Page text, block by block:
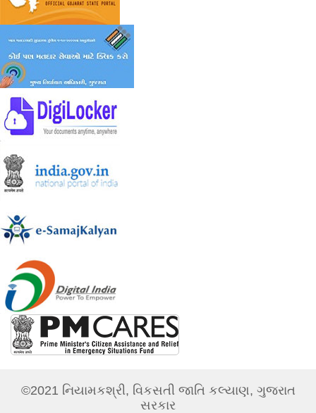
©2021 નિયામકશ્રી, વિકસતી જાતિ કલ્યાણ, ગુજરાત
સરકાર